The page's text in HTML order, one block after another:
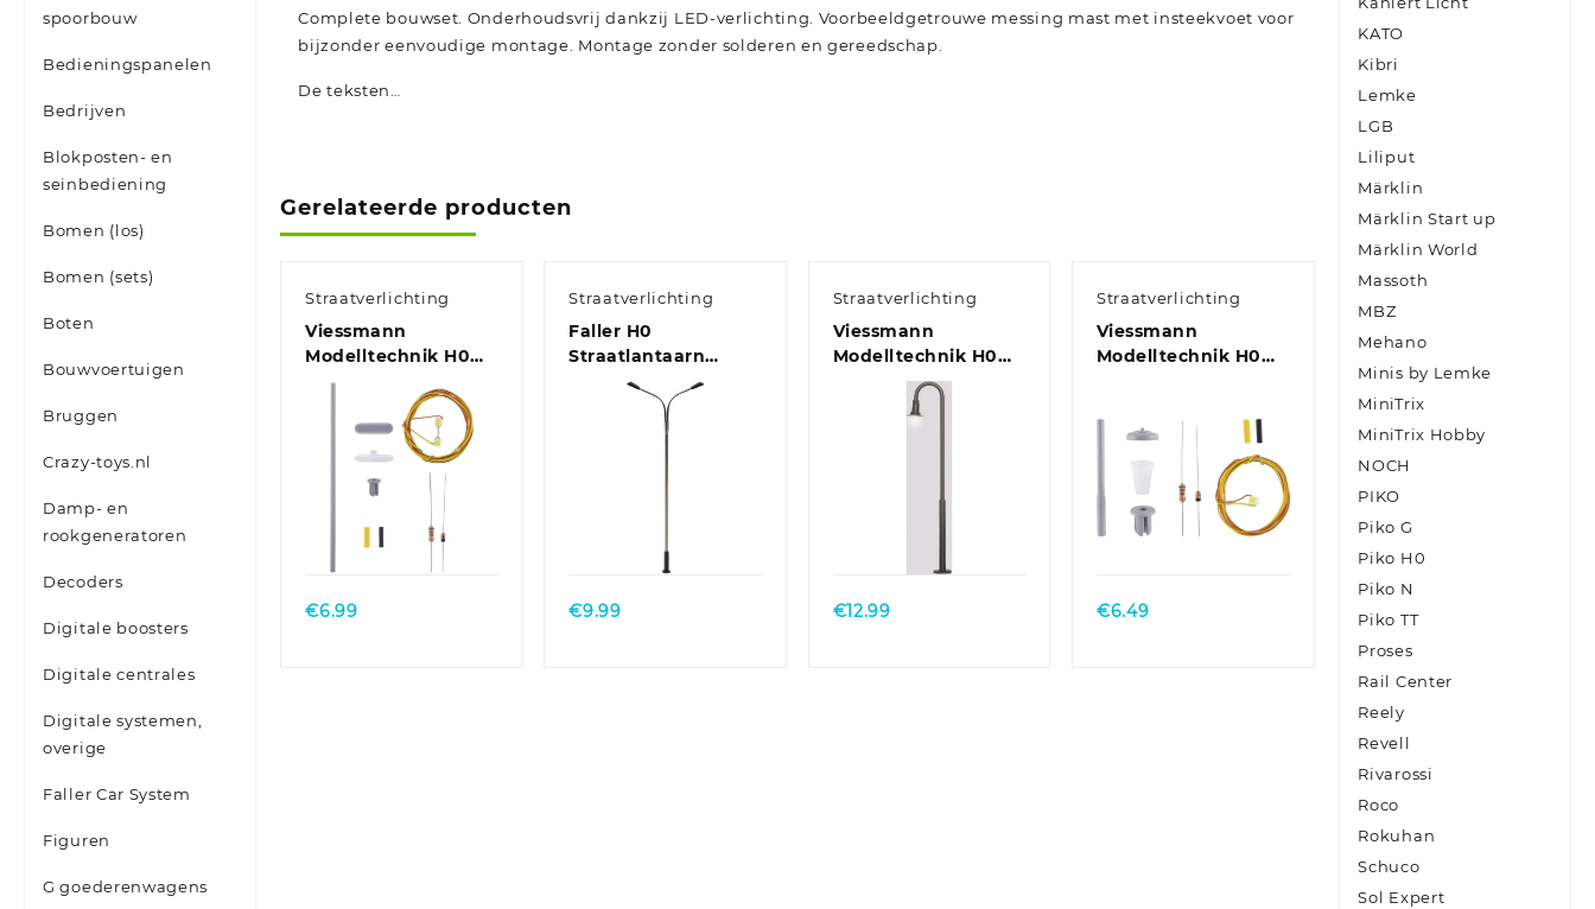
spoorbouw
Bedieningspanelen
Bedrijven
Blokposten- en
seinbediening
Bomen (los)
Bomen (sets)
Boten
Bouwvoertuigen
Bruggen
Crazy-toys.nl
Damp- en
rookgeneratoren
Decoders
Digitale boosters
Digitale centrales
Digitale systemen,
overige
Faller Car System
Figuren
G goederenwagens
Complete bouwset. Onderhoudsvrij dankzij LED-verlichting. Voorbeeldgetrouwe messing mast met insteekvoet voor
bijzonder eenvoudige montage. Montage zonder solderen en gereedschap.
De teksten…
Gerelateerde producten
Straatverlichting
Viessmann
Modelltechnik H0
Perronlantaarn
Dubbel Bouwpakket
6726 1 stuk(s)
€6.99
Straatverlichting
Faller H0
Straatlantaarn
Dubbel Kant-en-
klaar model 180201 1
€9.99
Straatverlichting
Viessmann
Modelltechnik H0
Gebogen
straatlantaarn Enkel
€12.99
Straatverlichting
Viessmann
Modelltechnik H0
6721 1 stuk(s)
€6.49
KATO
Kibri
Lemke
LGB
Liliput
Märklin
Märklin Start up
Märklin World
Massoth
MBZ
Mehano
Minis by Lemke
MiniTrix
MiniTrix Hobby
NOCH
PIKO
Piko G
Piko H0
Piko N
Piko TT
Proses
Rail Center
Reely
Revell
Rivarossi
Roco
Rokuhan
Schuco
Sol Expert